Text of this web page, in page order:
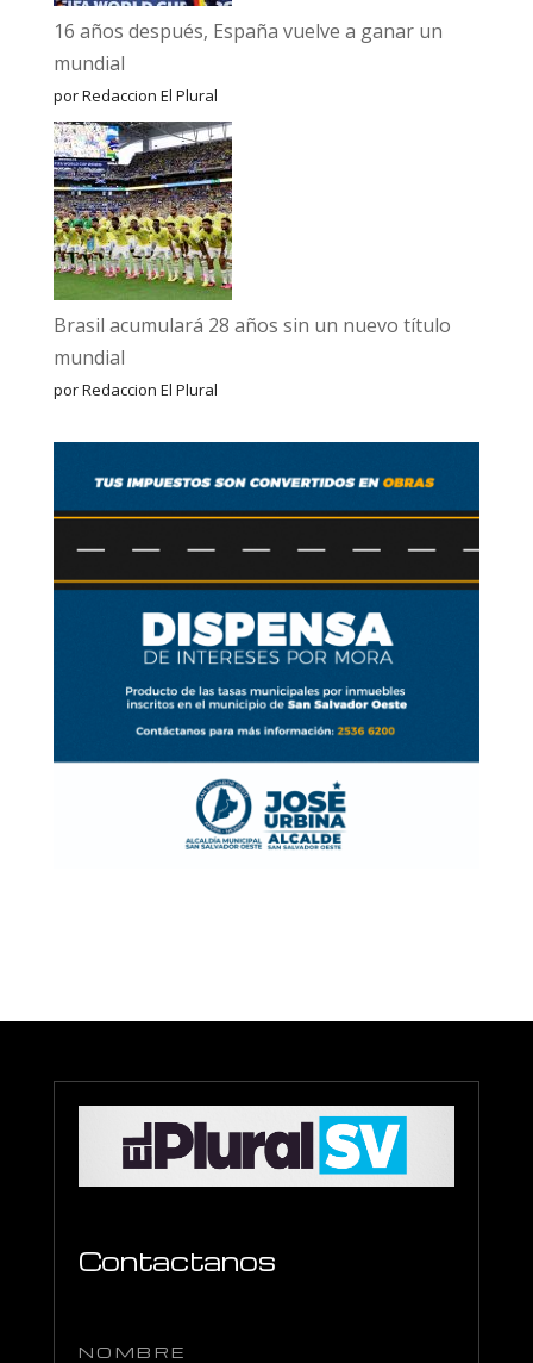
16 años después, España vuelve a ganar un
mundial
por Redaccion El Plural
Brasil acumulará 28 años sin un nuevo título
mundial
por Redaccion El Plural
Contactanos